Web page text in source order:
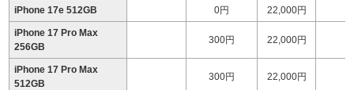
iPhone 17e 512GB 0円 22,000円
iPhone 17 Pro Max
256GB
300円 22,000円
iPhone 17 Pro Max
512GB
300円 22,000円